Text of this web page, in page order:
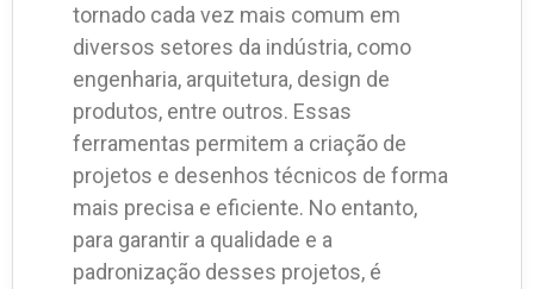
tornado cada vez mais comum em
diversos setores da indústria, como
engenharia, arquitetura, design de
produtos, entre outros. Essas
ferramentas permitem a criação de
projetos e desenhos técnicos de forma
mais precisa e eficiente. No entanto,
para garantir a qualidade e a
padronização desses projetos, é